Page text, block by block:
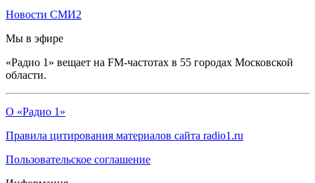
Новости СМИ2
Мы в эфире
«Радио 1» вещает на FM-частотах в 55 городах Московской
области.
О «Радио 1»
Правила цитирования материалов сайта radio1.ru
Пользовательское соглашение